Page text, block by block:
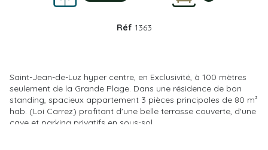
Réf 1363
Saint-Jean-de-Luz hyper centre, en Exclusivité, à 100 mètres
seulement de la Grande Plage. Dans une résidence de bon
standing, spacieux appartement 3 pièces principales de 80 m²
hab. (Loi Carrez) profitant d'une belle terrasse couverte, d'une
cave et parking privatifs en sous-sol.